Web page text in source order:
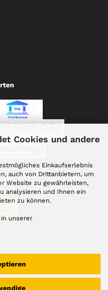
Cookies und andere
Einkaufserlebnis
auch von Drittanbietern, um
Website zu gewährleisten,
analysieren und Ihnen ein
zu können.
unserer